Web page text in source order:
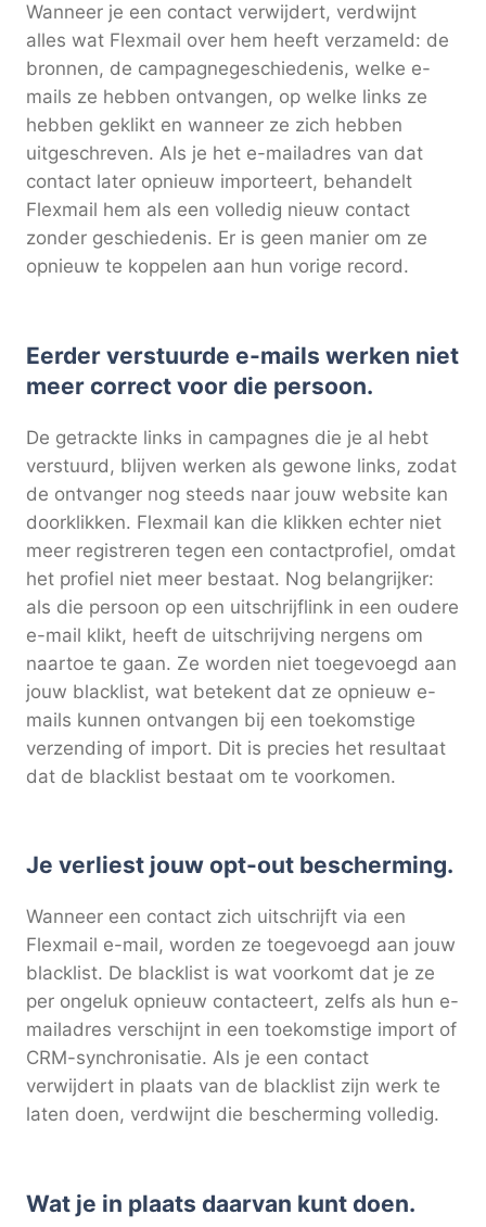
Wanneer je een contact verwijdert, verdwijnt
alles wat Flexmail over hem heeft verzameld: de
bronnen, de campagnegeschiedenis, welke e-
mails ze hebben ontvangen, op welke links ze
hebben geklikt en wanneer ze zich hebben
uitgeschreven. Als je het e-mailadres van dat
contact later opnieuw importeert, behandelt
Flexmail hem als een volledig nieuw contact
zonder geschiedenis. Er is geen manier om ze
opnieuw te koppelen aan hun vorige record.
Eerder verstuurde e-mails werken niet
meer correct voor die persoon.
De getrackte links in campagnes die je al hebt
verstuurd, blijven werken als gewone links, zodat
de ontvanger nog steeds naar jouw website kan
doorklikken. Flexmail kan die klikken echter niet
meer registreren tegen een contactprofiel, omdat
het profiel niet meer bestaat. Nog belangrijker:
als die persoon op een uitschrijflink in een oudere
e-mail klikt, heeft de uitschrijving nergens om
naartoe te gaan. Ze worden niet toegevoegd aan
jouw blacklist, wat betekent dat ze opnieuw e-
mails kunnen ontvangen bij een toekomstige
verzending of import. Dit is precies het resultaat
dat de blacklist bestaat om te voorkomen.
Je verliest jouw opt-out bescherming.
Wanneer een contact zich uitschrijft via een
Flexmail e-mail, worden ze toegevoegd aan jouw
blacklist. De blacklist is wat voorkomt dat je ze
per ongeluk opnieuw contacteert, zelfs als hun e-
mailadres verschijnt in een toekomstige import of
CRM-synchronisatie. Als je een contact
verwijdert in plaats van de blacklist zijn werk te
laten doen, verdwijnt die bescherming volledig.
Wat je in plaats daarvan kunt doen.